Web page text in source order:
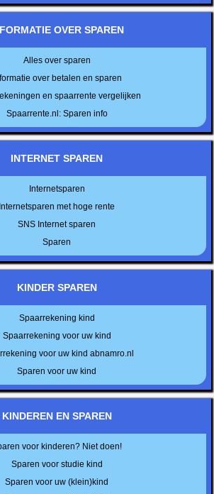
OVER SPAREN
Alles over sparen
over betalen en sparen
en spaarrente vergelijken
Spaarrente.nl: Sparen info
INTERNET SPAREN
Internetsparen
Internetsparen met hoge rente
SNS Internet sparen
Sparen
KINDER SPAREN
Spaarrekening kind
Spaarrekening voor uw kind
voor uw kind abnamro.nl
Sparen voor uw kind
KINDEREN EN SPAREN
voor kinderen? Niet doen!
Sparen voor studie kind
Sparen voor uw (klein)kind